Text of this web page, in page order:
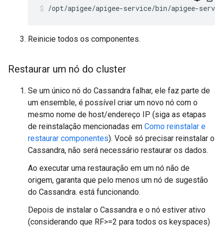
/opt/apigee/apigee-service/bin/apigee-
Reinicie todos os componentes.
Restaurar um nó do cluster
Se um único nó do Cassandra falhar, ele faz parte de
um ensemble, é possível criar um novo nó com o
mesmo nome de host/endereço IP (siga as etapas
de reinstalação mencionadas em Como reinstalar e
restaurar componentes). Você só precisar reinstalar o
Cassandra, não será necessário restaurar os dados.
Ao executar uma restauração em um nó não de
origem, garanta que pelo menos um nó de sugestão
do Cassandra. está funcionando.
Depois de instalar o Cassandra e o nó estiver ativo
(considerando que RF>=2 para todos os keyspaces)